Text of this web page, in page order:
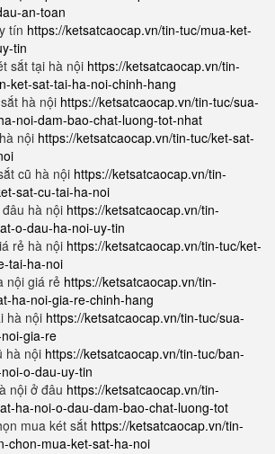
an-toan
tín https://ketsatcaocap.vn/tin-tuc/mua-ket-
tin
sắt tại hà nội https://ketsatcaocap.vn/tin-
ket-sat-tai-ha-noi-chinh-hang
hà nội https://ketsatcaocap.vn/tin-tuc/sua-
noi-dam-bao-chat-luong-tot-nhat
nội https://ketsatcaocap.vn/tin-tuc/ket-sat-
cũ hà nội https://ketsatcaocap.vn/tin-
sat-cu-tai-ha-noi
hà nội https://ketsatcaocap.vn/tin-
o-dau-ha-noi-uy-tin
rẻ hà nội https://ketsatcaocap.vn/tin-tuc/ket-
tai-ha-noi
nội giá rẻ https://ketsatcaocap.vn/tin-
ha-noi-gia-re-chinh-hang
hà nội https://ketsatcaocap.vn/tin-tuc/sua-
gia-re
hà nội https://ketsatcaocap.vn/tin-tuc/ban-
o-dau-uy-tin
nội ở đâu https://ketsatcaocap.vn/tin-
ha-noi-o-dau-dam-bao-chat-luong-tot
mua két sắt https://ketsatcaocap.vn/tin-
chon-mua-ket-sat-ha-noi